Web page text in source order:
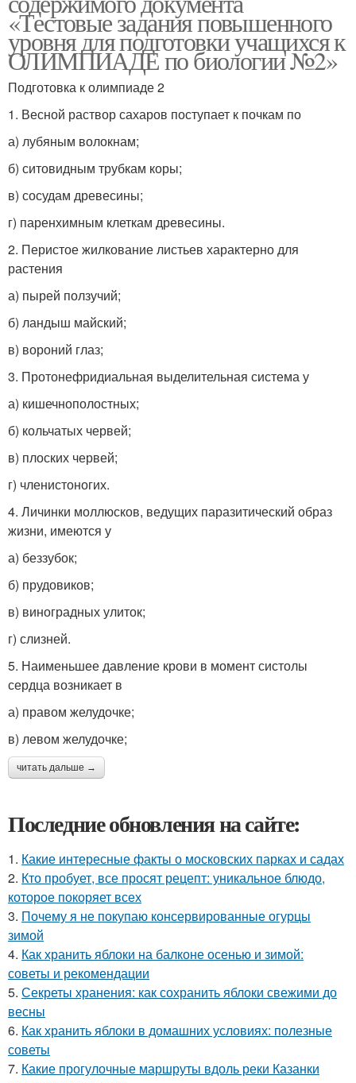
«Тестовые задания повышенного
уровня для подготовки учащихся к
ОЛИМПИАДЕ по биологии №2»
Подготовка к олимпиаде 2
1. Весной раствор сахаров поступает к почкам по
а) лубяным волокнам;
б) ситовидным трубкам коры;
в) сосудам древесины;
г) паренхимным клеткам древесины.
2. Перистое жилкование листьев характерно для
растения
а) пырей ползучий;
б) ландыш майский;
в) вороний глаз;
3. Протонефридиальная выделительная система у
а) кишечнополостных;
б) кольчатых червей;
в) плоских червей;
г) членистоногих.
4. Личинки моллюсков, ведущих паразитический образ
жизни, имеются у
а) беззубок;
б) прудовиков;
в) виноградных улиток;
г) слизней.
5. Наименьшее давление крови в момент систолы
сердца возникает в
а) правом желудочке;
в) левом желудочке;
читать дальше →
Последние обновления на сайте:
1. Какие интересные факты о московских парках и садах
2. Кто пробует, все просят рецепт: уникальное блюдо,
которое покоряет всех
3. Почему я не покупаю консервированные огурцы
зимой
4. Как хранить яблоки на балконе осенью и зимой:
советы и рекомендации
5. Секреты хранения: как сохранить яблоки свежими до
весны
6. Как хранить яблоки в домашних условиях: полезные
советы
7. Какие прогулочные маршруты вдоль реки Казанки